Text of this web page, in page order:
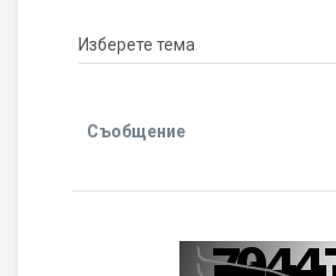
Съобщение